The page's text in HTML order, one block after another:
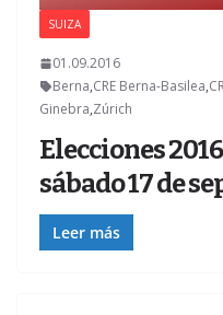
SUIZA
01.09.2016
Berna,CRE Berna-Basilea,
Ginebra,Zúrich
Elecciones
sábado 17 de
Leer más